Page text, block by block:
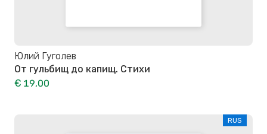
Юлий Гуголев
От гульбищ до капищ. Стихи
€ 19,00
RUS